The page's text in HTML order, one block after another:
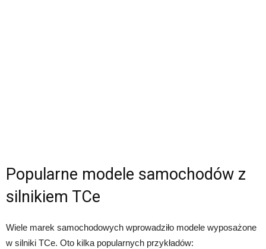
Popularne modele samochodów z
silnikiem TCe
Wiele marek samochodowych wprowadziło modele wyposażone
w silniki TCe. Oto kilka popularnych przykładów: